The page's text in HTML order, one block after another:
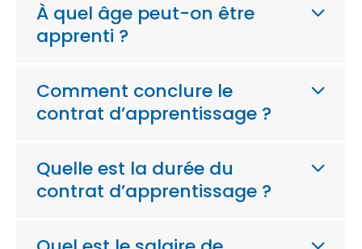
À quel âge peut-on être
apprenti ?
Comment conclure le
contrat d’apprentissage ?
Quelle est la durée du
contrat d’apprentissage ?